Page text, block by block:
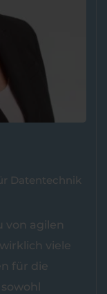
Datentechnik
von agilen
viele
für die